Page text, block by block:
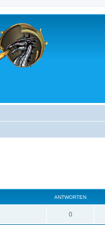
ANTWORTEN
0A